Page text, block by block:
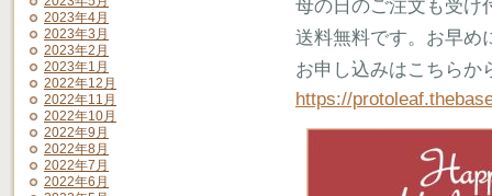
2023年4月
2023年3月
2023年2月
2023年1月
2022年12月
2022年11月
2022年10月
2022年9月
2022年8月
2022年7月
2022年6月
母の日のご注文も受け
送料無料です。お早め
お申し込みはこちらか
https://